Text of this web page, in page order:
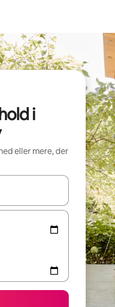
i
eller mere, der
du navigere med